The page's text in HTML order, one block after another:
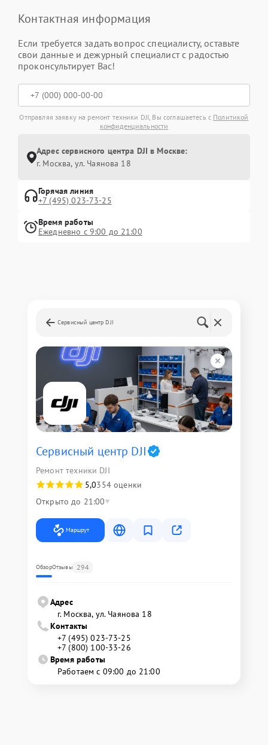
Контактная информация
Если требуется задать вопрос специалисту, оставьте
свои данные и дежурный специалист с радостью
проконсультирует Вас!
Отправляя заявку на ремонт техники DJI, Вы соглашаетесь с Политикой
конфиденциальности
Адрес сервисного центра DJI в Москве:
г. Москва, ул. Чаянова 18
Горячая линия
+7 (495) 023-73-25
Время работы
Ежедневно с 9:00 до 21:00
Сервисный центр DJI
Сервисный центр DJI
Ремонт техники DJI
5,0354 оценки
Открыто до 21:00
Маршрут
ОбзорОтзывы 294
Адрес
г. Москва, ул. Чаянова 18
Контакты
+7 (495) 023-73-25
+7 (800) 100-33-26
Время работы
Работаем с 09:00 до 21:00